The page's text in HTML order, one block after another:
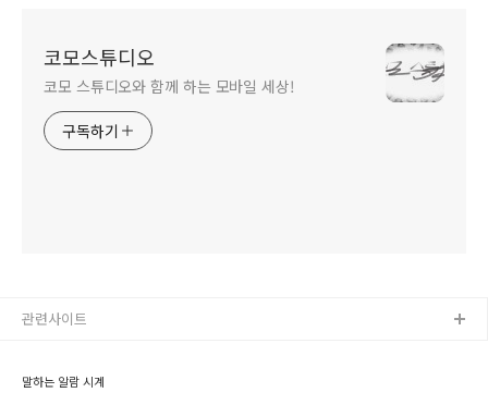
코모스튜디오
코모 스튜디오와 함께 하는 모바일 세상!
구독하기
말하는 알람 시계
관련사이트